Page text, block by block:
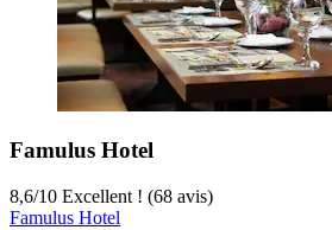
Famulus Hotel
8,6/10 Excellent ! (68 avis)
Famulus Hotel